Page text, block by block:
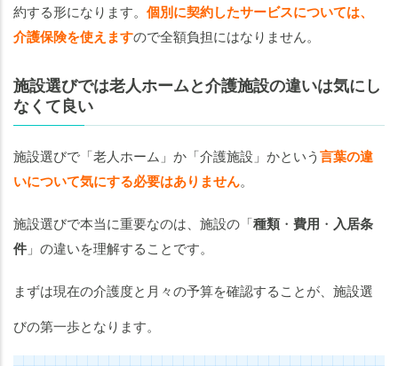
約する形になります。 個別に契約したサービスについては、
介護保険を使えますので全額負担にはなりません。
施設選びでは老人ホームと介護施設の違いは気にし
なくて良い
施設選びで「老人ホーム」か「介護施設」かという言葉の違
いについて気にする必要はありません。
施設選びで本当に重要なのは、施設の「種類 ・ 費用 ・ 入居条
件 」の違いを理解することです。
まずは現在の介護度と月々の予算を確認することが、施設選
びの第一歩となります。